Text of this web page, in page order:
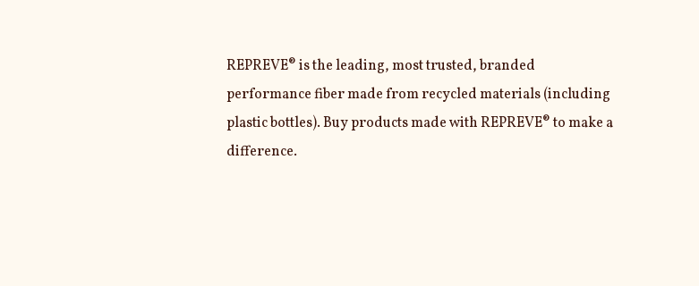
REPREVE® is the leading, most trusted, branded
performance fiber made from recycled materials (including
plastic bottles). Buy products made with REPREVE® to make a
difference.